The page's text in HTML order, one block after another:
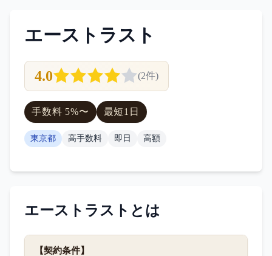
エーストラスト
4.0 (2件)
手数料 5%〜 最短1日
東京都 高手数料 即日 高額
エーストラスト とは
【契約条件】